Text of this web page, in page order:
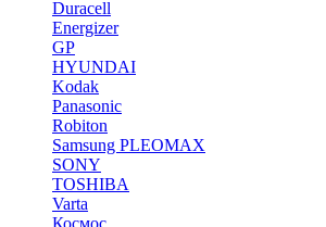
Duracell
Energizer
GP
HYUNDAI
Kodak
Panasonic
Robiton
Samsung PLEOMAX
SONY
TOSHIBA
Varta
Космос